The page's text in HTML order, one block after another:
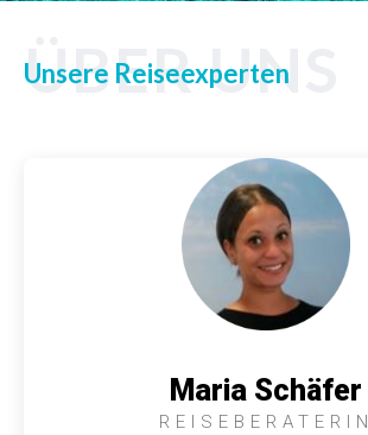
ÜBER UNS
Unsere Reiseexperten
Maria Schäfer
REISEBERATERIN